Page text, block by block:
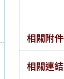
相關附件
相關連結